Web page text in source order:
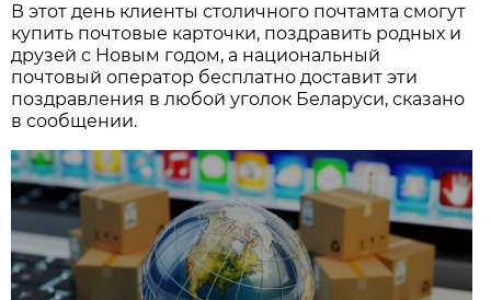
В этот день клиенты столичного почтамта смогут
купить почтовые карточки, поздравить родных и
друзей с Новым годом, а национальный
почтовый оператор бесплатно доставит эти
поздравления в любой уголок Беларуси, сказано
в сообщении.